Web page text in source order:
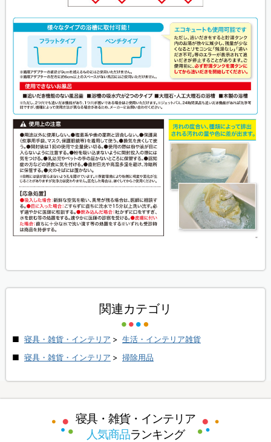
関連カテゴリ
寝具・雑貨・インテリア > 生活・インテリア雑貨
寝具・雑貨・インテリア > 掃除用品
寝具・雑貨・インテリア
人気商品ランキング